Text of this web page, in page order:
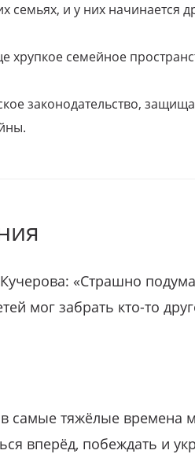
семьях, и у них начинается
хрупкое семейное
законодательство,
«Страшно
мог забрать кто-то
самые тяжёлые времена
вперёд, побеждать и